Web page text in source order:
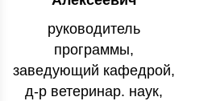
руководитель
программы,
заведующий кафедрой,
д-р ветеринар. наук,